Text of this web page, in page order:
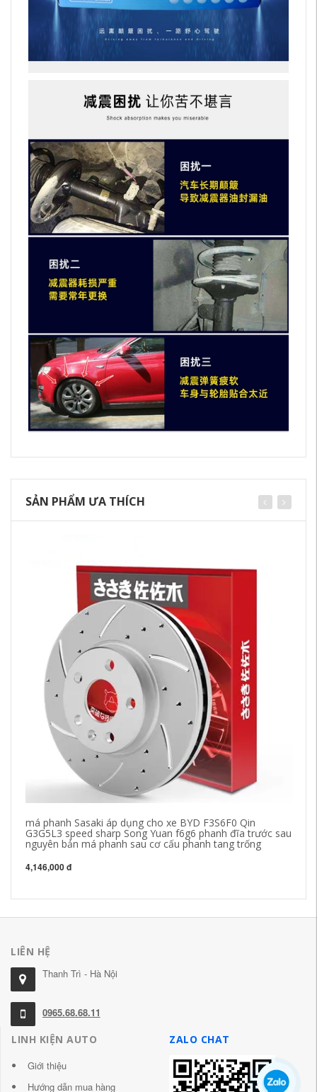
SẢN PHẨM ƯA THÍCH
má phanh Sasaki áp dụng cho xe BYD F3S6F0 Qin
G3G5L3 speed sharp Song Yuan f6g6 phanh đĩa trước sau
nguyên bản má phanh sau cơ cấu phanh tang trống
4,146,000 đ
LIÊN HỆ
Thanh Trì - Hà Nội
0965.68.68.11
LINH KIỆN AUTO
Giới thiệu
Hướng dẫn mua hàng
ZALO CHAT